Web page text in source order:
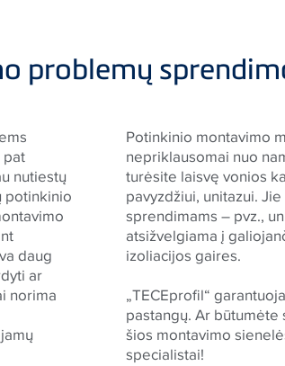
problemų
pat
nutiestų
potinkinio
daug
ar
norima
Potinkinio montavimo
nepriklausomai nuo
turėsite laisvę vonios
pavyzdžiui, unitazui.
sprendimams – pvz.,
atsižvelgiama į
izoliacijos gaires.
„TECEprofil“
pastangų. Ar
šios montavimo
specialistai!